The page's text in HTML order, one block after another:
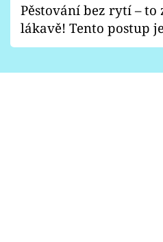
Pěstování bez rytí – to
lákavě! Tento postup je
vhodný jen pro